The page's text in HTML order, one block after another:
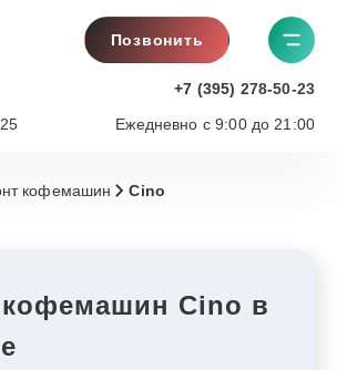
Позвонить
+7 (395) 278-50-23
Ежедневно с 9:00 до 21:00
кофемашин Cino
Cino в